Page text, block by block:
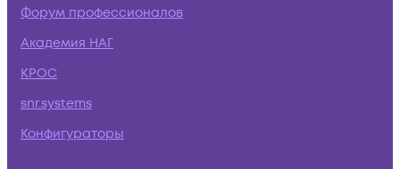
Форум профессионалов
Академия НАГ
КРОС
snr.systems
Конфигураторы